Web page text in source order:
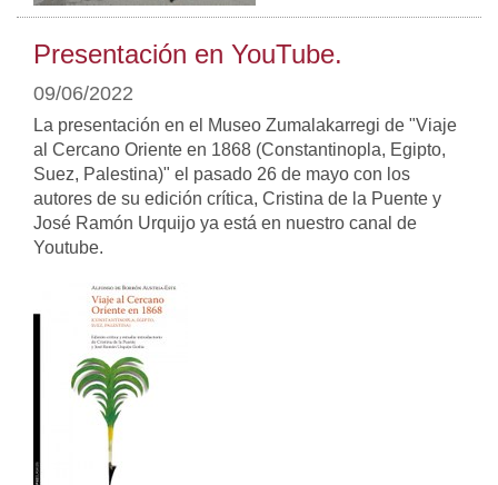
Presentación en YouTube.
09/06/2022
La presentación en el Museo Zumalakarregi de "Viaje
al Cercano Oriente en 1868 (Constantinopla, Egipto,
Suez, Palestina)" el pasado 26 de mayo con los
autores de su edición crítica, Cristina de la Puente y
José Ramón Urquijo ya está en nuestro canal de
Youtube.